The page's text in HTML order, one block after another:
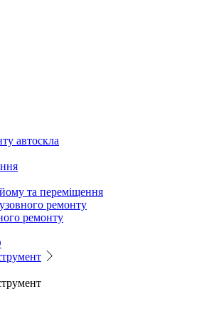
автоскла
та переміщення
ремонту
ремонту